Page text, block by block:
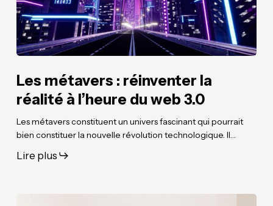
l’heure
du
web
l’heure
du
web
Les métavers : réinventer la
réalité à l’heure du web 3.0
Les métavers constituent un univers fascinant qui pourrait
bien constituer la nouvelle révolution technologique. Il…
Lire plus